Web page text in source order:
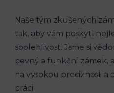
Naše tým zkušených
tak, aby vám poskytl
spolehlivost. Jsme si
pevný a funkční zámek,
na vysokou preciznost a
práci.